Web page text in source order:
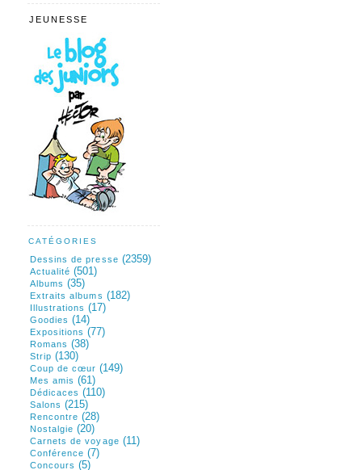
JEUNESSE
CATÉGORIES
Dessins de presse (2359)
Actualité (501)
Albums (35)
Extraits albums (182)
Illustrations (17)
Goodies (14)
Expositions (77)
Romans (38)
Strip (130)
Coup de cœur (149)
Mes amis (61)
Dédicaces (110)
Salons (215)
Rencontre (28)
Nostalgie (20)
Carnets de voyage (11)
Conférence (7)
Concours (5)